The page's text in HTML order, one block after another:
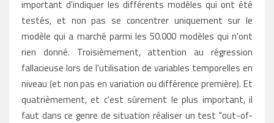
important d'indiquer les différents modèles qui ont été
testés, et non pas se concentrer uniquement sur le
modèle qui a marché parmi les 50.000 modèles qui n'ont
rien donné. Troisièmement, attention au régression
fallacieuse lors de l'utilisation de variables temporelles en
niveau (et non pas en variation ou différence première). Et
quatrièmement, et c'est sûrement le plus important, il
faut dans ce genre de situation réaliser un test "out-of-